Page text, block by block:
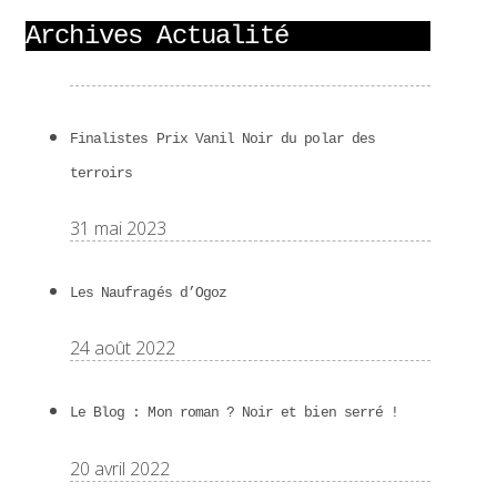
Archives Actualité
Finalistes Prix Vanil Noir du polar des
terroirs
31 mai 2023
Les Naufragés d’Ogoz
24 août 2022
Le Blog : Mon roman ? Noir et bien serré !
20 avril 2022